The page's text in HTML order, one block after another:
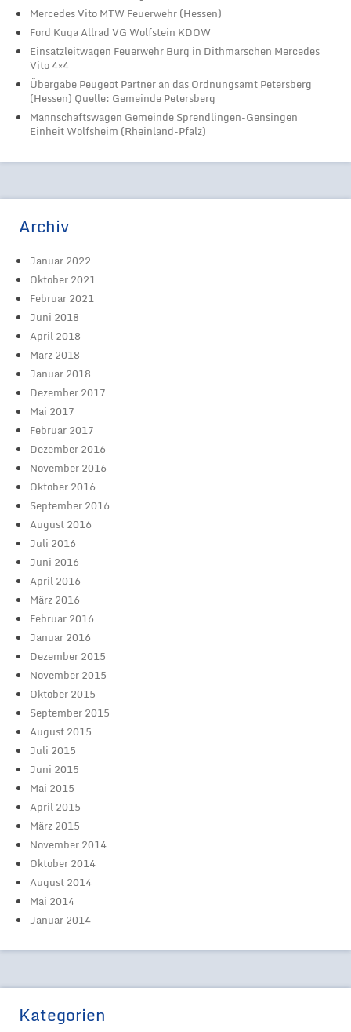
Mercedes Vito MTW Feuerwehr (Hessen)
Ford Kuga Allrad VG Wolfstein KDOW
Einsatzleitwagen Feuerwehr Burg in Dithmarschen Mercedes
Vito 4×4
Übergabe Peugeot Partner an das Ordnungsamt Petersberg
(Hessen) Quelle: Gemeinde Petersberg
Mannschaftswagen Gemeinde Sprendlingen-Gensingen
Einheit Wolfsheim (Rheinland-Pfalz)
Archiv
Januar 2022
Oktober 2021
Februar 2021
Juni 2018
April 2018
März 2018
Januar 2018
Dezember 2017
Mai 2017
Februar 2017
Dezember 2016
November 2016
Oktober 2016
September 2016
August 2016
Juli 2016
Juni 2016
April 2016
März 2016
Februar 2016
Januar 2016
Dezember 2015
November 2015
Oktober 2015
September 2015
August 2015
Juli 2015
Juni 2015
Mai 2015
April 2015
März 2015
November 2014
Oktober 2014
August 2014
Mai 2014
Januar 2014
Kategorien